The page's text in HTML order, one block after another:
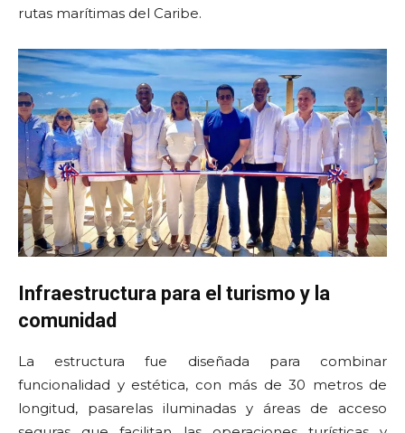
rutas marítimas del Caribe.
Infraestructura para el turismo y la
comunidad
La estructura fue diseñada para combinar
funcionalidad y estética, con más de 30 metros de
longitud, pasarelas iluminadas y áreas de acceso